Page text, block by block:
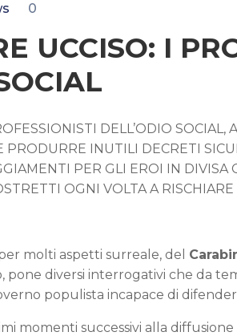
0
UCCISO: I
DELL’ODIO
PRODURRE INUTILI DECRETI
PER GLI EROI IN DIVISA
OGNI VOLTA A
molti aspetti surreale, del
pone diversi interrogativi che da
populista incapace di
momenti successivi alla